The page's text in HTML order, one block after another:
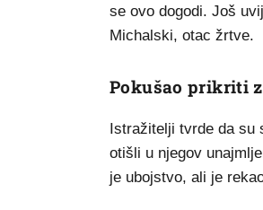
se ovo dogodi. Još
Michalski, otac žrtve.
Pokušao prikriti
Istražitelji tvrde da su
otišli u njegov
je ubojstvo, ali je